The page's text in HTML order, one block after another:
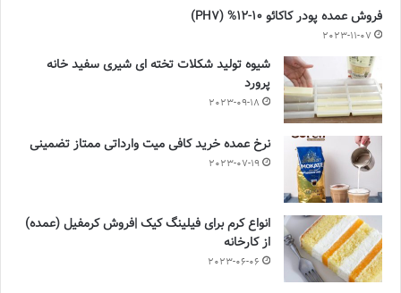
فروش عمده پودر کاکائو 10-12% (PH7)
2023-11-07
شیوه تولید شکلات تخته ای شیری سفید خانه
پرورد
2023-09-18
نرخ عمده خرید کافی میت وارداتی ممتاز تضمینی
2023-07-19
انواع کرم برای فیلینگ کیک |فروش کرمفیل (عمده)
از کارخانه
2023-06-06